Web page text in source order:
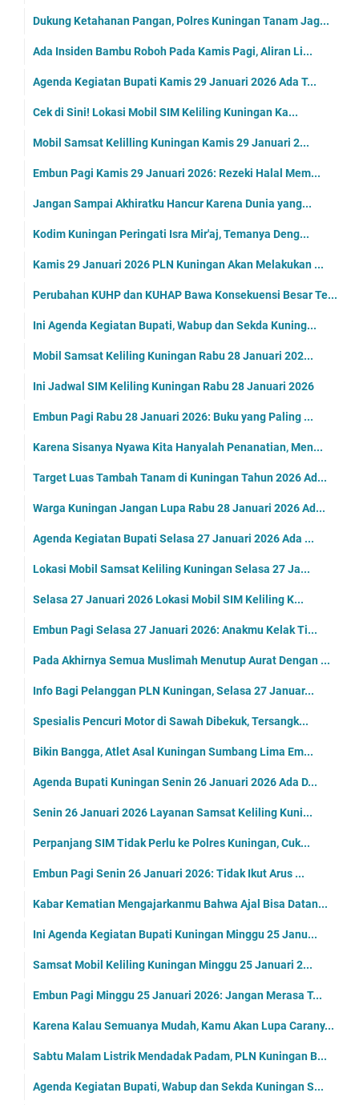
Dukung Ketahanan Pangan, Polres Kuningan Tanam Jag...
Ada Insiden Bambu Roboh Pada Kamis Pagi, Aliran Li...
Agenda Kegiatan Bupati Kamis 29 Januari 2026 Ada T...
Cek di Sini! Lokasi Mobil SIM Keliling Kuningan Ka...
Mobil Samsat Kelilling Kuningan Kamis 29 Januari 2...
Embun Pagi Kamis 29 Januari 2026: Rezeki Halal Mem...
Jangan Sampai Akhiratku Hancur Karena Dunia yang...
Kodim Kuningan Peringati Isra Mir'aj, Temanya Deng...
Kamis 29 Januari 2026 PLN Kuningan Akan Melakukan ...
Perubahan KUHP dan KUHAP Bawa Konsekuensi Besar Te...
Ini Agenda Kegiatan Bupati, Wabup dan Sekda Kuning...
Mobil Samsat Keliling Kuningan Rabu 28 Januari 202...
Ini Jadwal SIM Keliling Kuningan Rabu 28 Januari 2026
Embun Pagi Rabu 28 Januari 2026: Buku yang Paling ...
Karena Sisanya Nyawa Kita Hanyalah Penanatian, Men...
Target Luas Tambah Tanam di Kuningan Tahun 2026 Ad...
Warga Kuningan Jangan Lupa Rabu 28 Januari 2026 Ad...
Agenda Kegiatan Bupati Selasa 27 Januari 2026 Ada ...
Lokasi Mobil Samsat Keliling Kuningan Selasa 27 Ja...
Selasa 27 Januari 2026 Lokasi Mobil SIM Keliling K...
Embun Pagi Selasa 27 Januari 2026: Anakmu Kelak Ti...
Pada Akhirnya Semua Muslimah Menutup Aurat Dengan ...
Info Bagi Pelanggan PLN Kuningan, Selasa 27 Januar...
Spesialis Pencuri Motor di Sawah Dibekuk, Tersangk...
Bikin Bangga, Atlet Asal Kuningan Sumbang Lima Em...
Agenda Bupati Kuningan Senin 26 Januari 2026 Ada D...
Senin 26 Januari 2026 Layanan Samsat Keliling Kuni...
Perpanjang SIM Tidak Perlu ke Polres Kuningan, Cuk...
Embun Pagi Senin 26 Januari 2026: Tidak Ikut Arus ...
Kabar Kematian Mengajarkanmu Bahwa Ajal Bisa Datan...
Ini Agenda Kegiatan Bupati Kuningan Minggu 25 Janu...
Samsat Mobil Keliling Kuningan Minggu 25 Januari 2...
Embun Pagi Minggu 25 Januari 2026: Jangan Merasa T...
Karena Kalau Semuanya Mudah, Kamu Akan Lupa Carany...
Sabtu Malam Listrik Mendadak Padam, PLN Kuningan B...
Agenda Kegiatan Bupati, Wabup dan Sekda Kuningan S...